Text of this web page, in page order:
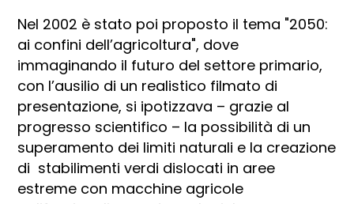
Nel 2002 è stato poi proposto il tema "2050:
ai confini dell’agricoltura", dove
immaginando il futuro del settore primario,
con l’ausilio di un realistico filmato di
presentazione, si ipotizzava – grazie al
progresso scientifico – la possibilità di un
superamento dei limiti naturali e la creazione
di stabilimenti verdi dislocati in aree
estreme con macchine agricole